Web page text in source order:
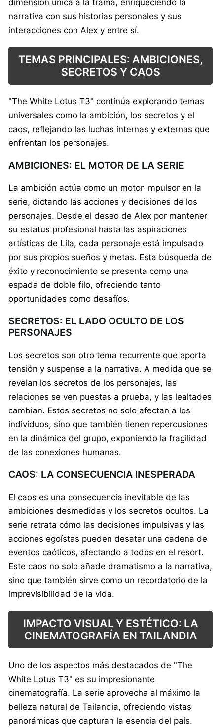
dimensión única a la trama, enriqueciendo la
narrativa con sus historias personales y sus
interacciones con Alex y entre sí.
TEMAS PRINCIPALES: AMBICIONES,
SECRETOS Y CAOS
"The White Lotus T3" continúa explorando temas
universales como la ambición, los secretos y el
caos, reflejando las luchas internas y externas que
enfrentan los personajes.
AMBICIONES: EL MOTOR DE LA SERIE
La ambición actúa como un motor impulsor en la
serie, dictando las acciones y decisiones de los
personajes. Desde el deseo de Alex por mantener
su estatus profesional hasta las aspiraciones
artísticas de Lila, cada personaje está impulsado
por sus propios sueños y metas. Esta búsqueda de
éxito y reconocimiento se presenta como una
espada de doble filo, ofreciendo tanto
oportunidades como desafíos.
SECRETOS: EL LADO OCULTO DE LOS
PERSONAJES
Los secretos son otro tema recurrente que aporta
tensión y suspense a la narrativa. A medida que se
revelan los secretos de los personajes, las
relaciones se ven puestas a prueba, y las lealtades
cambian. Estos secretos no solo afectan a los
individuos, sino que también tienen repercusiones
en la dinámica del grupo, exponiendo la fragilidad
de las conexiones humanas.
CAOS: LA CONSECUENCIA INESPERADA
El caos es una consecuencia inevitable de las
ambiciones desmedidas y los secretos ocultos. La
serie retrata cómo las decisiones impulsivas y las
acciones egoístas pueden desatar una cadena de
eventos caóticos, afectando a todos en el resort.
Este caos no solo añade dramatismo a la narrativa,
sino que también sirve como un recordatorio de la
imprevisibilidad de la vida.
IMPACTO VISUAL Y ESTÉTICO: LA
CINEMATOGRAFÍA EN TAILANDIA
Uno de los aspectos más destacados de "The
White Lotus T3" es su impresionante
cinematografía. La serie aprovecha al máximo la
belleza natural de Tailandia, ofreciendo vistas
panorámicas que capturan la esencia del país.